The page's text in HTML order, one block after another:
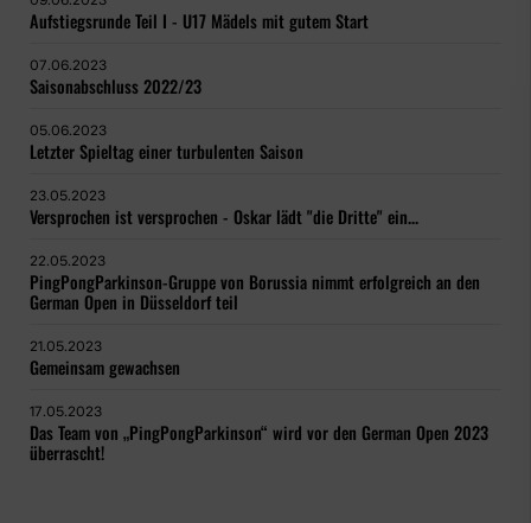
Aufstiegsrunde Teil I - U17 Mädels mit gutem Start
07.06.2023
Saisonabschluss 2022/23
05.06.2023
Letzter Spieltag einer turbulenten Saison
23.05.2023
Versprochen ist versprochen - Oskar lädt "die Dritte" ein...
22.05.2023
PingPongParkinson-Gruppe von Borussia nimmt erfolgreich an den
German Open in Düsseldorf teil
21.05.2023
Gemeinsam gewachsen
17.05.2023
Das Team von „PingPongParkinson“ wird vor den German Open 2023
überrascht!